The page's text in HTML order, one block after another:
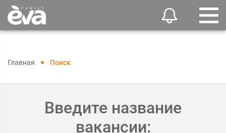
Главная Поиск
Введите название
вакансии: